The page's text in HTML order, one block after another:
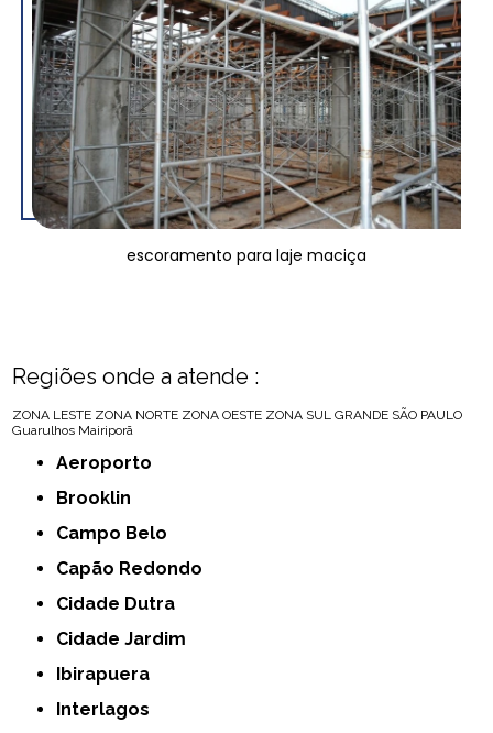
escoramento para laje maciça
Regiões onde a atende :
ZONA LESTE ZONA NORTE ZONA OESTE ZONA SUL GRANDE SÃO PAULO
Guarulhos Mairiporã
Aeroporto
Brooklin
Campo Belo
Capão Redondo
Cidade Dutra
Cidade Jardim
Ibirapuera
Interlagos